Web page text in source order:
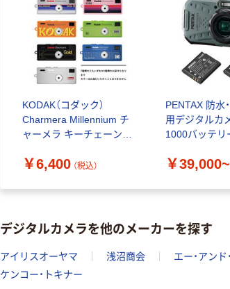
KODAK（コダック）
Charmera Millennium チ
ャーメラ キーチェーンデ
CHARMERA M 1個
￥6,400 （税込）
PENTAX 防水
用デジタルカ
1000バッテリ
￥39,000~
デジタルカメラを他のメーカーを探す
アイリスオーヤマ 浅沼商会 エー・アンド
ケンコー・トキナー